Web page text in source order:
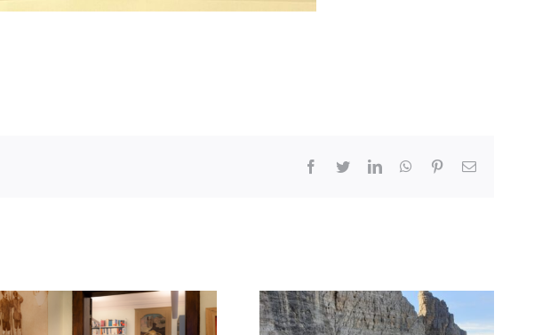
Facebook
TwitterLinkedInWhatsApp
PinterestEmail